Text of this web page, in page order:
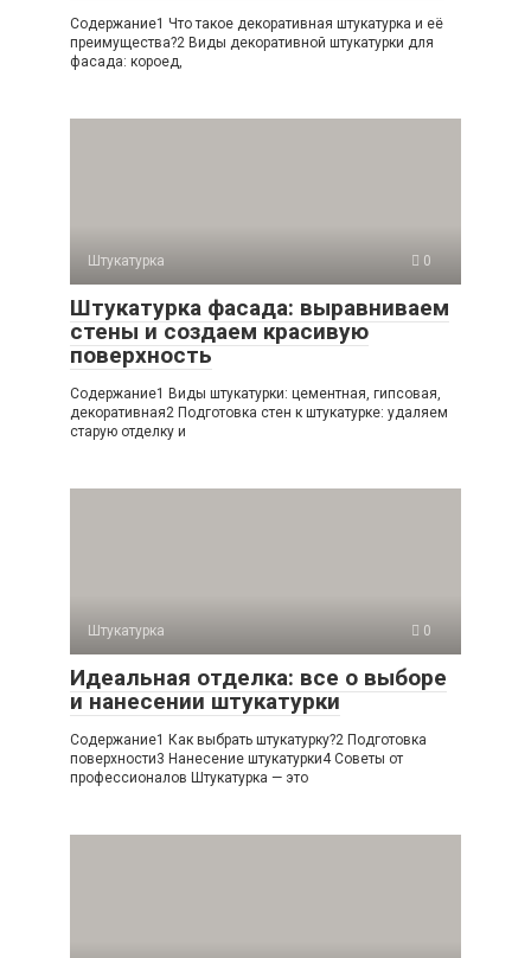
Содержание1 Что такое декоративная штукатурка и её
преимущества?2 Виды декоративной штукатурки для
фасада: короед,
Штукатурка 0
Штукатурка фасада: выравниваем
стены и создаем красивую
поверхность
Содержание1 Виды штукатурки: цементная, гипсовая,
декоративная2 Подготовка стен к штукатурке: удаляем
старую отделку и
Штукатурка 0
Идеальная отделка: все о выборе
и нанесении штукатурки
Содержание1 Как выбрать штукатурку?2 Подготовка
поверхности3 Нанесение штукатурки4 Советы от
профессионалов Штукатурка — это